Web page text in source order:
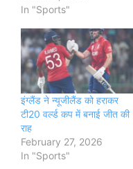
In "Sports"
इंग्लैंड ने न्यूजीलैंड को हराकर
टी20 वर्ल्ड कप में बनाई जीत की
राह
February 27, 2026
In "Sports"